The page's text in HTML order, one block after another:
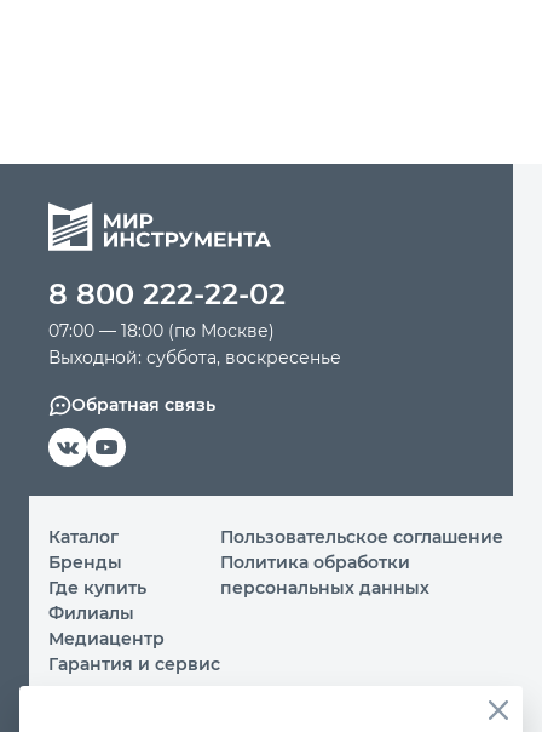
8 800 222-22-02
07:00 — 18:00 (по Москве)
Выходной: суббота, воскресенье
Обратная связь
Каталог
Бренды
Где купить
Филиалы
Медиацентр
Гарантия и сервис
Пользовательское соглашение
Политика обработки
персональных данных